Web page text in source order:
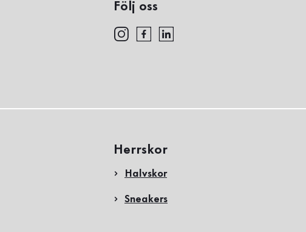
Följ oss
Herrskor
Halvskor
Sneakers